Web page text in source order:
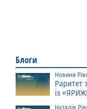
Блоги
Новини
Раритет
із
Наталія